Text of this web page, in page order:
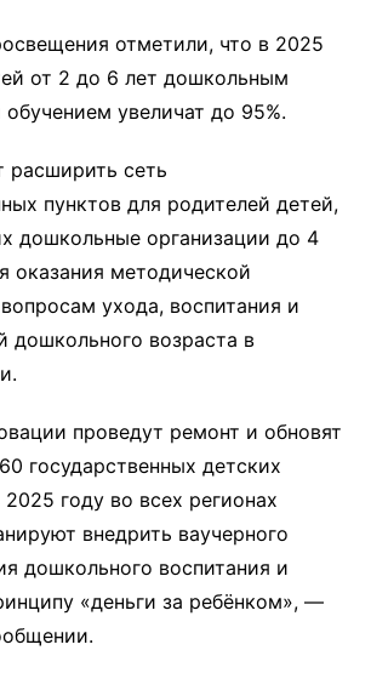
отметили, что в 2025
от 2 до 6 лет дошкольным
увеличат до 95%.
расширить сеть
пунктов для родителей детей,
дошкольные организации до 4
оказания методической
ухода, воспитания и
дошкольного возраста в
проведут ремонт и обновят
государственных детских
году во всех регионах
внедрить ваучерного
дошкольного воспитания и
«деньги за ребёнком», —